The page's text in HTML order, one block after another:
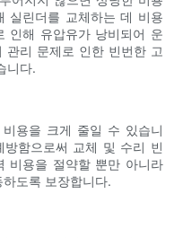
실린더를 교체하는 데 비용
인해 유압유가 낭비되어 운
관리 문제로 인한 빈번한 고
니다.
용을 크게 줄일 수 있습니
함으로써 교체 및 수리 빈
비용을 절약할 뿐만 아니라
도록 보장합니다.